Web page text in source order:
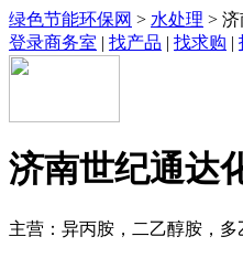
绿色节能环保网 > 水处理 >
登录商务室 | 找产品 | 找求购 |
济南世纪通达
主营：异丙胺，二乙醇胺，